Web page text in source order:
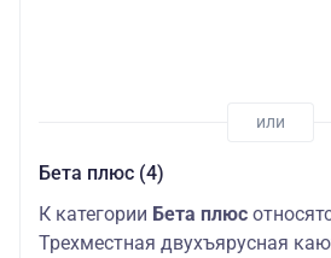
Бета плюс (4)
К категории Бета плюс
Трехместная двухъярусная